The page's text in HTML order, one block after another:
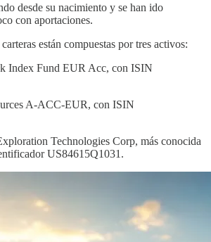
desde su nacimiento y se han ido
con aportaciones.
están compuestas por tres activos:
Index Fund EUR Acc, con ISIN
A-ACC-EUR, con ISIN
Technologies Corp, más conocida
US84615Q1031.